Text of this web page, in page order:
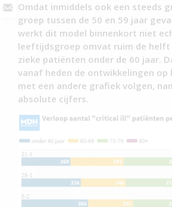
Omdat inmiddels ook een steeds
groep tussen de 50 en 59 jaar
werkt dit model binnenkort niet
leeftijdsgroep omvat ruim de helft
zieke patiënten onder de 60 jaar.
vanaf heden de ontwikkelingen op
met een andere grafiek volgen,
absolute cijfers.